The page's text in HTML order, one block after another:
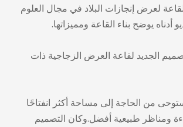
لعرض إنجازات البلاد في مجال العلوم
أدناه يوضح بناء القاعة ومميزاتها.
الجديد لقاعة العرض الزجاجية ذات
من الحاجة إلى مساحة أكثر انفتاحًا
ومناظر طبيعية أفضل.وكان التصميم